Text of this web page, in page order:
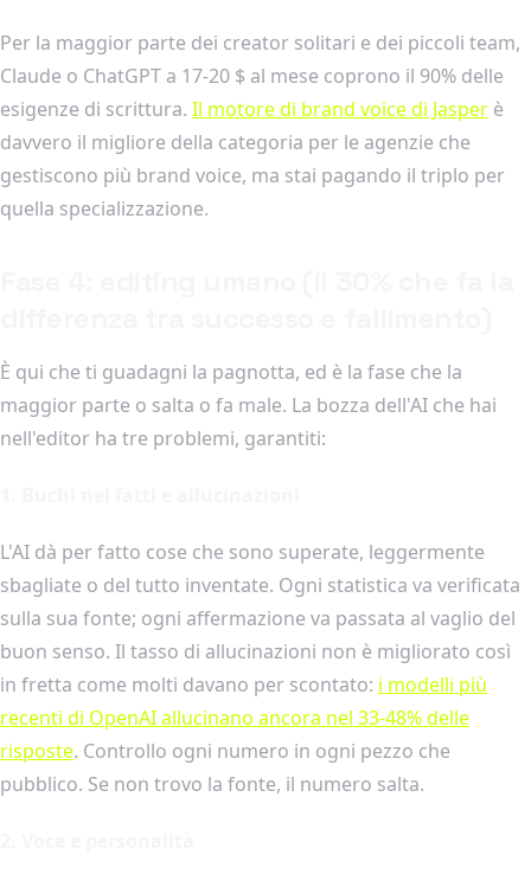
Per la maggior parte dei creator solitari e dei piccoli team,
Claude o ChatGPT a 17-20 $ al mese coprono il 90% delle
esigenze di scrittura. Il motore di brand voice di Jasper è
davvero il migliore della categoria per le agenzie che
gestiscono più brand voice, ma stai pagando il triplo per
quella specializzazione.
È qui che ti guadagni la pagnotta, ed è la fase che la
maggior parte o salta o fa male. La bozza dell'AI che hai
nell'editor ha tre problemi, garantiti:
L'AI dà per fatto cose che sono superate, leggermente
sbagliate o del tutto inventate. Ogni statistica va verificata
sulla sua fonte; ogni affermazione va passata al vaglio del
buon senso. Il tasso di allucinazioni non è migliorato così
in fretta come molti davano per scontato: i modelli più
recenti di OpenAI allucinano ancora nel 33-48% delle
risposte. Controllo ogni numero in ogni pezzo che
pubblico. Se non trovo la fonte, il numero salta.